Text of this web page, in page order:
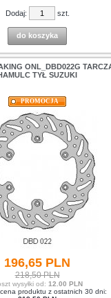
Dodaj: szt.
do koszyka
ONL_DBD022G
TYŁ SUZUKI
PROMOCJA
196,65 PLN
218,50 PLN
wysyłki od: 12.00 PLN
produktu z ostatnich 30 dni: